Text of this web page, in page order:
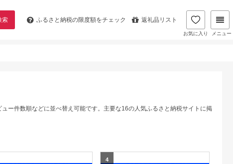
索 ふるさと納税の限度額をチェック 返礼品リスト
お気に入り メニュー
ー件数順などに並べ替え可能です。主要な16の人気ふるさと納税サイトに掲
4